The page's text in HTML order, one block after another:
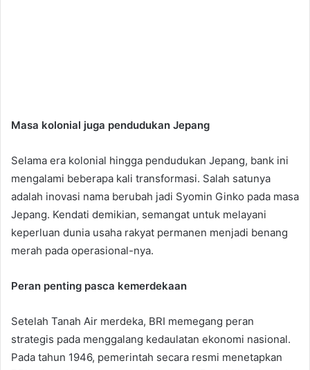
Masa kolonial juga pendudukan Jepang
Selama era kolonial hingga pendudukan Jepang, bank ini
mengalami beberapa kali transformasi. Salah satunya
adalah inovasi nama berubah jadi Syomin Ginko pada masa
Jepang. Kendati demikian, semangat untuk melayani
keperluan dunia usaha rakyat permanen menjadi benang
merah pada operasional-nya.
Peran penting pasca kemerdekaan
Setelah Tanah Air merdeka, BRI memegang peran
strategis pada menggalang kedaulatan ekonomi nasional.
Pada tahun 1946, pemerintah secara resmi menetapkan